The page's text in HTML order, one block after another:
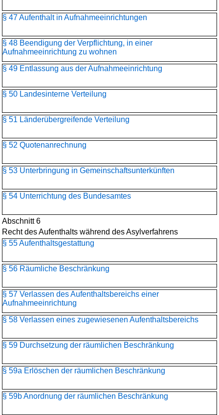
§ 47 Aufenthalt in Aufnahmeeinrichtungen
§ 48 Beendigung der Verpflichtung, in einer
Aufnahmeeinrichtung zu wohnen
§ 49 Entlassung aus der Aufnahmeeinrichtung
§ 50 Landesinterne Verteilung
§ 51 Länderübergreifende Verteilung
§ 52 Quotenanrechnung
§ 53 Unterbringung in Gemeinschaftsunterkünften
§ 54 Unterrichtung des Bundesamtes
Abschnitt 6
Recht des Aufenthalts während des Asylverfahrens
§ 55 Aufenthaltsgestattung
§ 56 Räumliche Beschränkung
§ 57 Verlassen des Aufenthaltsbereichs einer
Aufnahmeeinrichtung
§ 58 Verlassen eines zugewiesenen Aufenthaltsbereichs
§ 59 Durchsetzung der räumlichen Beschränkung
§ 59a Erlöschen der räumlichen Beschränkung
§ 59b Anordnung der räumlichen Beschränkung